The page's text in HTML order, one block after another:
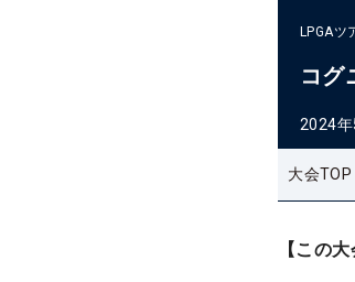
LPGAツ
コグ
2024
大会TOP
【この